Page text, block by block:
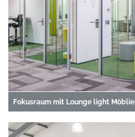
Fokusraum mit Lounge light